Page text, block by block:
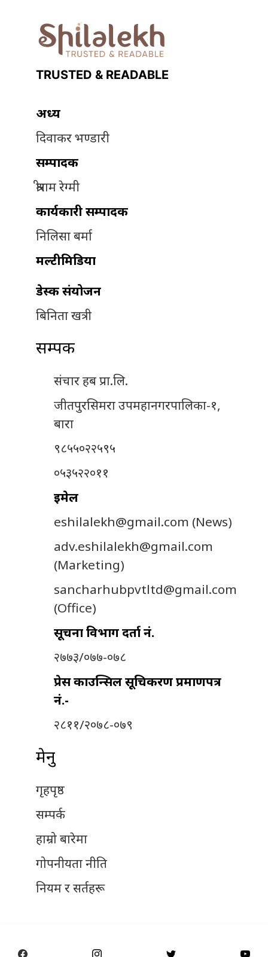
TRUSTED & READABLE
अध्यक्ष
दिवाकर भण्डारी
सम्पादक
श्रीराम रेग्मी
कार्यकारी सम्पादक
निलिसा बर्मा
मल्टीमिडिया
डेस्क संयोजन
बिनिता खत्री
सम्पर्क
संचार हब प्रा.लि.
जीतपुरसिमरा उपमहानगरपालिका-१,
बारा
९८५५०२२५९५
०५३५२२०११
इमेल
eshilalekh@gmail.com (News)
adv.eshilalekh@gmail.com
(Marketing)
sancharhubpvtltd@gmail.com
(Office)
सूचना विभाग दर्ता नं.
२७७३/०७७-०७८
प्रेस काउन्सिल सूचिकरण प्रमाणपत्र
नं.-
२८११/२०७८-०७९
मेनु
गृहपृष्ठ
सम्पर्क
हाम्रो बारेमा
गोपनीयता नीति
नियम र सर्तहरू